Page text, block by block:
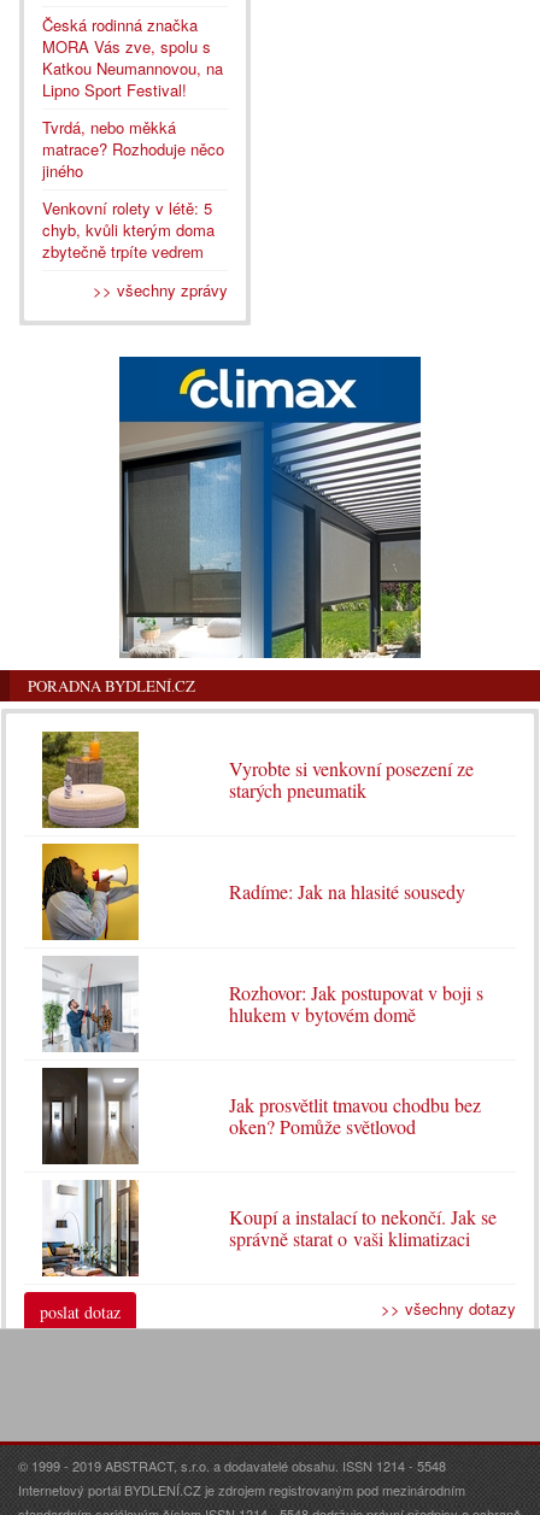
Česká rodinná značka
MORA Vás zve, spolu s
Katkou Neumannovou, na
Lipno Sport Festival!
Tvrdá, nebo měkká
matrace? Rozhoduje něco
jiného
Venkovní rolety v létě: 5
chyb, kvůli kterým doma
zbytečně trpíte vedrem
>> všechny zprávy
PORADNA BYDLENÍ.CZ
Vyrobte si venkovní posezení ze
starých pneumatik
Radíme: Jak na hlasité sousedy
Rozhovor: Jak postupovat v boji s
hlukem v bytovém domě
Jak prosvětlit tmavou chodbu bez
oken? Pomůže světlovod
Koupí a instalací to nekončí. Jak se
správně starat o vaši klimatizaci
poslat dotaz >> všechny dotazy
© 1999 - 2019 ABSTRACT, s.r.o. a dodavatelé obsahu. ISSN 1214 - 5548
Internetový portál BYDLENÍ.CZ je zdrojem registrovaným pod mezinárodním